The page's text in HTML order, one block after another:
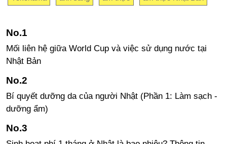
Mối liên hệ giữa World Cup và việc sử dụng nước tại
Nhật Bản
Bí quyết dưỡng da của người Nhật (Phần 1: Làm sạch -
dưỡng ẩm)